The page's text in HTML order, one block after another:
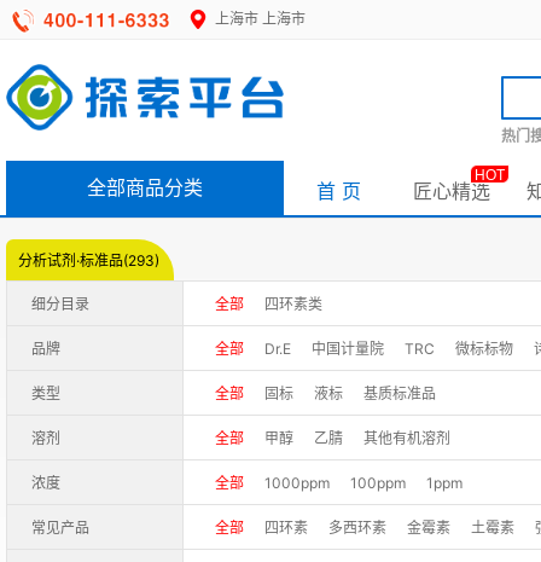
上海市 上海市
热门
全部商品分类 首 页 匠心精选
HOT
分析试剂·标准品(293)
细分目录 全部 四环素类
品牌 全部 Dr.E 中国计量院 TRC 微标标物
IsoReag
ZZSRM 中国农科院
众创众睿
兽药所 坛墨质检 源叶
类型 全部 固标 液标 基质标准品
溶剂 全部 甲醇 乙腈 其他有机溶剂
浓度 全部 1000ppm 100ppm 1ppm
常见产品 全部 四环素 多西环素 金霉素 土霉素